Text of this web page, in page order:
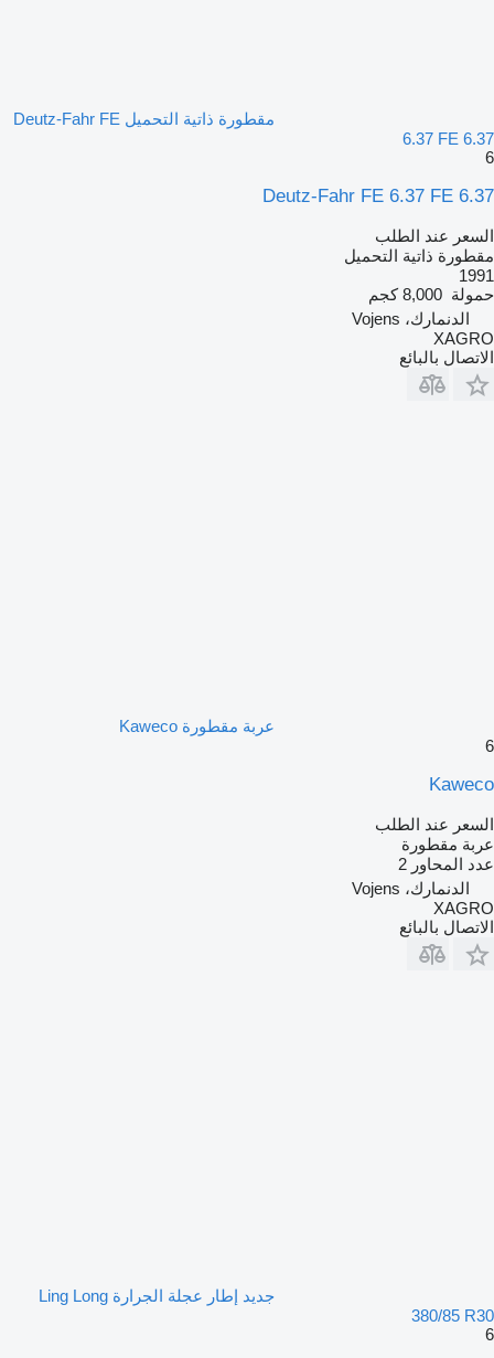
مقطورة ذاتية التحميل Deutz-Fahr FE
6.37 FE 6.37
6
Deutz-Fahr FE 6.37 FE 6.37
السعر عند الطلب
مقطورة ذاتية التحميل
1991
حمولة 8,000 كجم
الدنمارك، Vojens
XAGRO
الاتصال بالبائع
عربة مقطورة Kaweco
6
Kaweco
السعر عند الطلب
عربة مقطورة
عدد المحاور 2
الدنمارك، Vojens
XAGRO
الاتصال بالبائع
جديد إطار عجلة الجرارة Ling Long
380/85 R30
6